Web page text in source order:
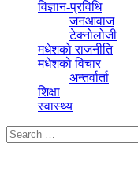
विज्ञान-प्रविधि
जनआवाज
टेक्नोलोजी
मधेशकाे राजनीति
मधेशकाे विचार
अन्तर्वार्ता
शिक्षा
स्वास्थ्य